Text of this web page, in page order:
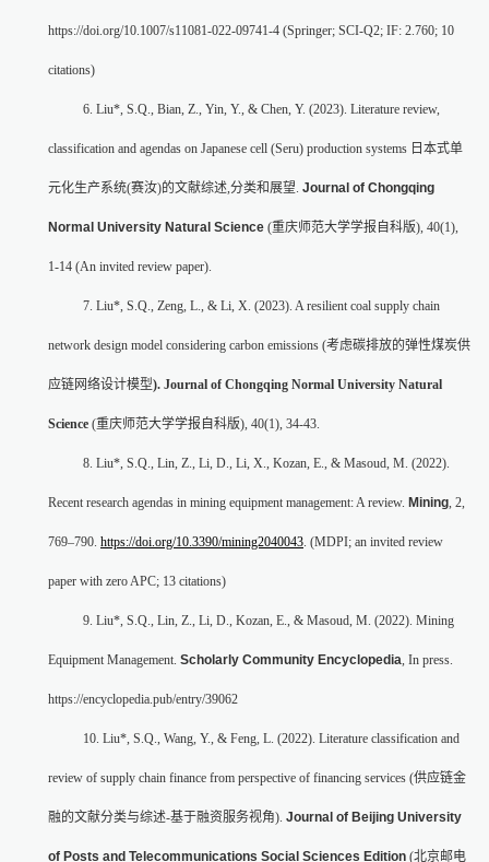
https://doi.org/10.1007/s11081-022-09741-4 (Springer; SCI-Q2; IF: 2.760; 10
citations)
6. Liu*, S.Q., Bian, Z., Yin, Y., & Chen, Y. (2023). Literature review,
classification and agendas on Japanese cell (Seru) production systems 日本式单
元化生产系统(赛汝)的文献综述 分类和展望 Journal of Chongqing
Normal University Natural Science (重庆师范大学学报自科版), 40(1),
1-14 (An invited review paper).
7. Liu*, S.Q., Zeng, L., & Li, X. (2023). A resilient coal supply chain
network design model considering carbon emissions (考虑碳排放的弹性煤炭供
应链网络设计模型). Journal of Chongqing Normal University Natural
Science (重庆师范大学学报自科版), 40(1), 34-43.
8. Liu*, S.Q., Lin, Z., Li, D., Li, X., Kozan, E., & Masoud, M. (2022).
Recent research agendas in mining equipment management: A review. Mining , 2,
769–790. https://doi.org/10.3390/mining2040043 . (MDPI; an invited review
paper with zero APC; 13 citations)
9. Liu*, S.Q., Lin, Z., Li, D., Kozan, E., & Masoud, M. (2022). Mining
Equipment Management. Scholarly Community Encyclopedia , In press.
https://encyclopedia.pub/entry/39062
10. Liu*, S.Q., Wang, Y., & Feng, L. (2022). Literature classification and
review of supply chain finance from perspective of financing services (供应链金
融的文献分类与综述-基于融资服务视角). Journal of Beijing University
of Posts and Telecommunications Social Sciences Edition (北京邮电